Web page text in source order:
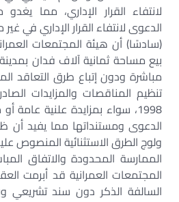
لانتفاء القرار الإداري، مما
الدعوى لانتفاء القرار الإداري في
(سادسًا) أن هيئة المجتمعات
بيع مساحة ثمانية آلاف فدان
مباشرة ودون إتباع طرق التعاقد
1998، سواء بمزايدة علنية
الدعوى ومستنداتها مما يفيد
ولوج الطرق الاستثنائية المنصوص
الممارسة المحدودة والاتفاق
المجتمعات العمرانية قد أبرمت
السالفة الذكر دون سند تشريعي